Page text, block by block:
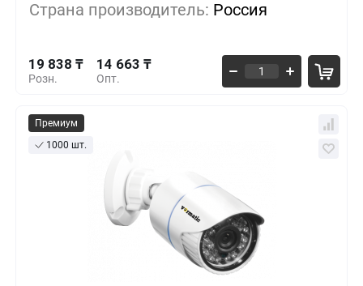
Страна производитель: Россия
Розн.
19 838 ₸
Опт.
14 663 ₸
30+ -20%
Премиум
1000 шт.